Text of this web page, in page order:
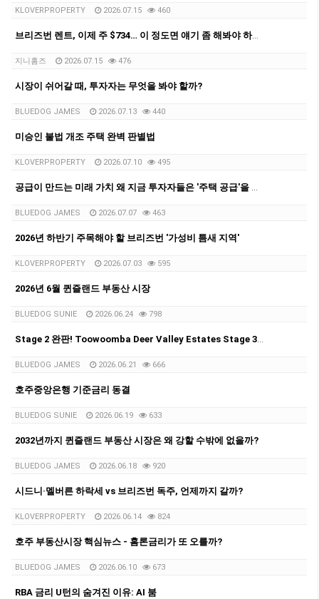
KLOVERPROPERTY 2026.07.15 460
브리즈번 렌트, 이제 주 $734… 이 정도면 얘기 좀 해봐야 하지 않을까요?
지니홈즈 2026.07.15 476
시장이 쉬어갈 때, 투자자는 무엇을 봐야 할까?
BLUEDOG JAMES 2026.07.13 440
미승인 불법 개조 주택 완벽 판별법
KLOVERPROPERTY 2026.07.10 495
공급이 만드는 미래 가치 왜 지금 투자자들은 '주택 공급'을 주목해야 하는가
BLUEDOG JAMES 2026.07.07 463
2026년 하반기 주목해야 할 브리즈번 '가성비 틈새 지역'
KLOVERPROPERTY 2026.07.03 595
2026년 6월 퀸즐랜드 부동산 시장
BLUEDOG SUNIE 2026.06.24 798
Stage 2 완판! Toowoomba Deer Valley Estates Stage 3 출시
BLUEDOG JAMES 2026.06.21 666
호주중앙은행 기준금리 동결
BLUEDOG SUNIE 2026.06.19 633
2032년까지 퀸즐랜드 부동산 시장은 왜 강할 수밖에 없을까?
BLUEDOG JAMES 2026.06.18 920
시드니·멜버른 하락세 vs 브리즈번 독주, 언제까지 갈까?
KLOVERPROPERTY 2026.06.14 824
호주 부동산시장 핵심뉴스 - 홈론금리가 또 오를까?
BLUEDOG JAMES 2026.06.10 673
RBA 금리 U턴의 숨겨진 이유: AI 붐